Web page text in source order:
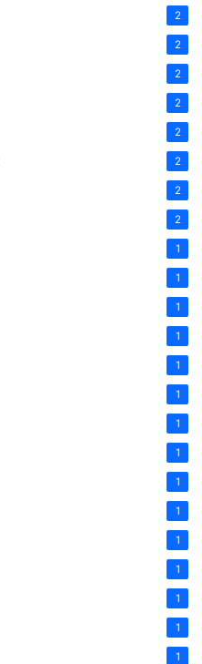
2
2
2
2
2
2
2
2
1
1
1
1
1
1
1
1
1
1
1
1
1
1
1